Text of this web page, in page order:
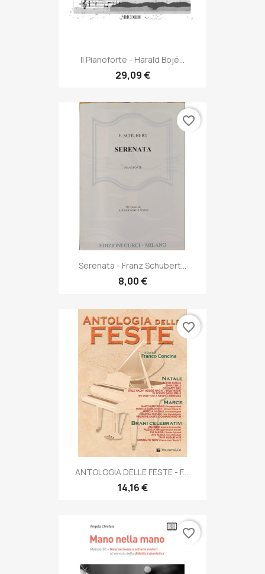
Il Pianoforte - Harald Bojé...
29,09 €
Serenata - Franz Schubert...
8,00 €
favorite_border
ANTOLOGIA DELLE FESTE - F....
14,16 €
favorite_border
favorite_border